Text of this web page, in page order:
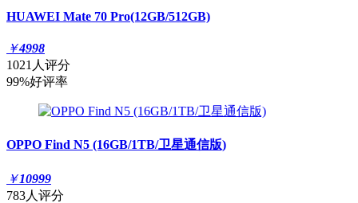
HUAWEI Mate 70 Pro(12GB/512GB)
￥4998
1021人评分
99%好评率
OPPO Find N5 (16GB/1TB/卫星通信版)
￥10999
783人评分